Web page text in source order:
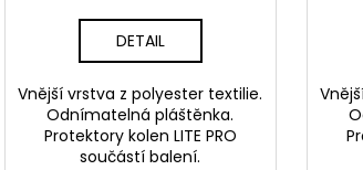
DETAIL
Vnější vrstva z polyester textilie.
Odnímatelná pláštěnka.
Protektory kolen LITE PRO
součástí balení.